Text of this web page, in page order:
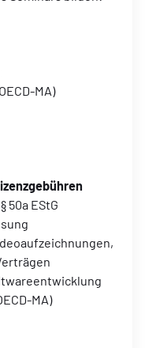
MA)
50a EStG
MA)